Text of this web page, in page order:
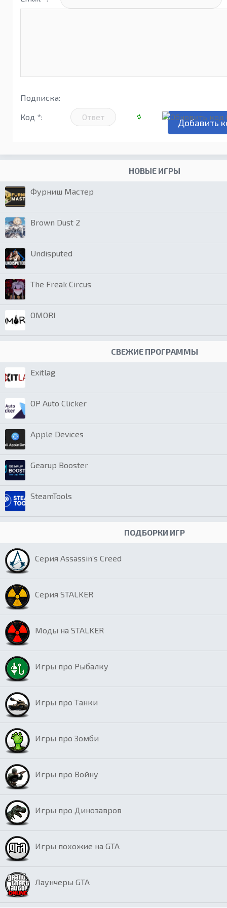
Подписка:
Код *:
НОВЫЕ ИГРЫ
Фурниш Мастер
Brown Dust 2
Undisputed
The Freak Circus
OMORI
СВЕЖИЕ ПРОГРАММЫ
Exitlag
OP Auto Clicker
Apple Devices
Gearup Booster
SteamTools
ПОДБОРКИ ИГР
Серия Assassin’s Creed
Серия STALKER
Моды на STALKER
Игры про Рыбалку
Игры про Танки
Игры про Зомби
Игры про Войну
Игры про Динозавров
Игры похожие на GTA
Лаунчеры GTA